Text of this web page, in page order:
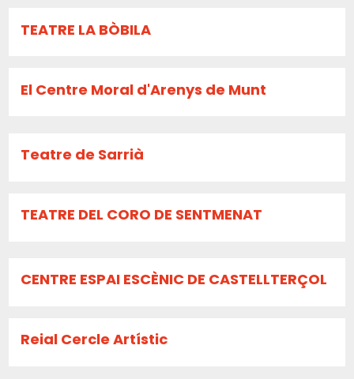
TEATRE LA BÒBILA
El Centre Moral d'Arenys de Munt
Teatre de Sarrià
TEATRE DEL CORO DE SENTMENAT
CENTRE ESPAI ESCÈNIC DE CASTELLTERÇOL
Reial Cercle Artístic